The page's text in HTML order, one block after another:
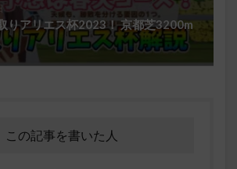
りアリエス杯2023！ 京都芝3200m
この記事を書いた人